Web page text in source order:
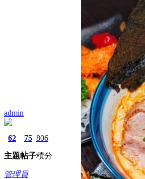
admin
62
主題
75
帖子
806
積分
管理員